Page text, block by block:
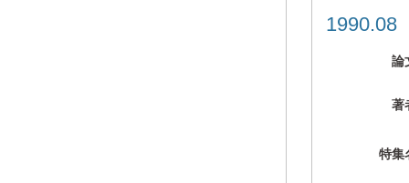
論
著
特集